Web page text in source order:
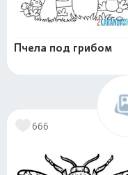
Пчела под грибом
666